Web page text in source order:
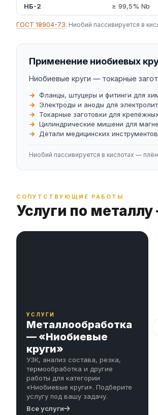
НБ-2 ≥ 99,5% Nb
ГОСТ 18904-73. Ниобий пассивируется в
Применение ниобиевых
Ниобиевые круги — токарные
Фланцы, штуцеры и фитинги для
Электроды и аноды для
Токарные заготовки для
Цилиндрические мишени для
Детали медицинских
Ниобий пассивируется в кислотах —
СОПУТСТВУЮЩИЕ РАБОТЫ
Услуги по
УСЛУГИ
Металлообработка
— «Ниобиевые
круги»
УЗК, анализ состава, резка,
термообработка и другие
работы для категории
«Ниобиевые круги». Подберите
услугу под вашу задачу.
Все услуги